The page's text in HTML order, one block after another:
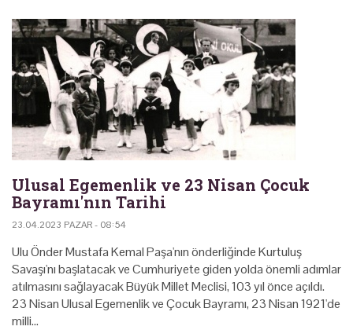
Ulusal Egemenlik ve 23 Nisan Çocuk
Bayramı'nın Tarihi
23.04.2023 PAZAR - 08:54
Ulu Önder Mustafa Kemal Paşa'nın önderliğinde Kurtuluş
Savaşı'nı başlatacak ve Cumhuriyete giden yolda önemli adımlar
atılmasını sağlayacak Büyük Millet Meclisi, 103 yıl önce açıldı.
23 Nisan Ulusal Egemenlik ve Çocuk Bayramı, 23 Nisan 1921'de
milli…